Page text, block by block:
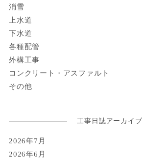
消雪
上水道
下水道
各種配管
外構工事
コンクリート・アスファルト
その他
工事日誌アーカイブ
2026年7月
2026年6月